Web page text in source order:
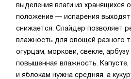
выделения влаги из хранящихся
положение — испарения
снижается. Слайдер позволяет
влажность для овощей разного
огурцам, моркови, свекле, арбузу
повышенная влажность. Капусте,
и яблокам нужна средняя, а